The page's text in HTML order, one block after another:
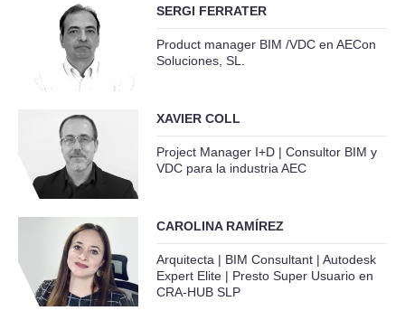
SERGI FERRATER
Product manager BIM /VDC en AECon
Soluciones, SL.
XAVIER COLL
Project Manager I+D | Consultor BIM y
VDC para la industria AEC
CAROLINA RAMÍREZ
Arquitecta | BIM Consultant | Autodesk
Expert Elite | Presto Super Usuario en
CRA-HUB SLP